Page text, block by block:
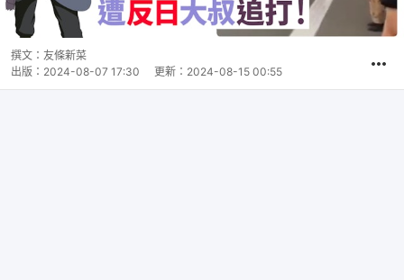
撰文： 友條新菜
出版： 2024-08-07 17:30 更新： 2024-08-15 00:55